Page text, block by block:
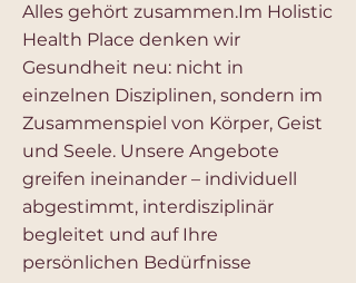
Alles gehört zusammen.Im Holistic
Health Place denken wir
Gesundheit neu: nicht in
einzelnen Disziplinen, sondern im
Zusammenspiel von Körper, Geist
und Seele. Unsere Angebote
greifen ineinander – individuell
abgestimmt, interdisziplinär
begleitet und auf Ihre
persönlichen Bedürfnisse